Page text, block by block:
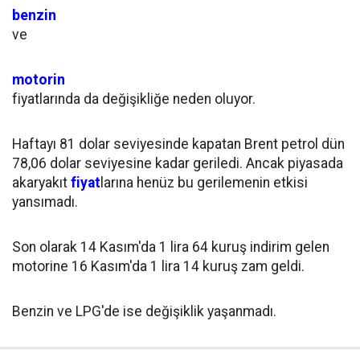
benzin
ve
motorin
fiyatlarında da değişikliğe neden oluyor.
Haftayı 81 dolar seviyesinde kapatan Brent petrol dün
78,06 dolar seviyesine kadar geriledi. Ancak piyasada
akaryakıt fiyat larına henüz bu gerilemenin etkisi
yansımadı.
Son olarak 14 Kasım'da 1 lira 64 kuruş indirim gelen
motorine 16 Kasım'da 1 lira 14 kuruş zam geldi.
Benzin ve LPG'de ise değişiklik yaşanmadı.